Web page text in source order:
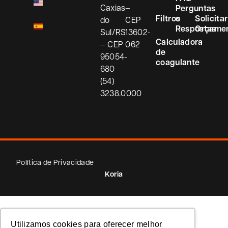
Utilizamos cookies para oferecer melhor
Caxias
do
Sul/RS
– CEP
95054-
680
(54)
3238.0000
–
CEP
13602-
062
Filtros
Calculadora
de
coagulante
Perguntas
e
Respostas
Solicitar
Política de Privacidade
Koria